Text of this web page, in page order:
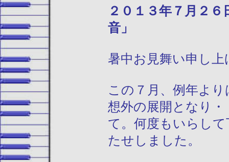
２０１３年
音」
暑中お見舞い申し上
この７月、例年よ
想外の展開となり
て。何度もいらし
たせしました。